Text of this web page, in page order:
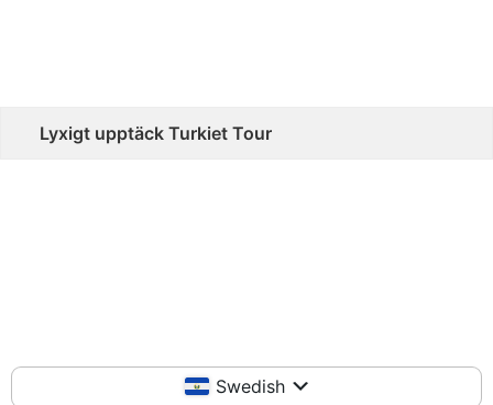
Lyxigt upptäck Turkiet Tour
Swedish